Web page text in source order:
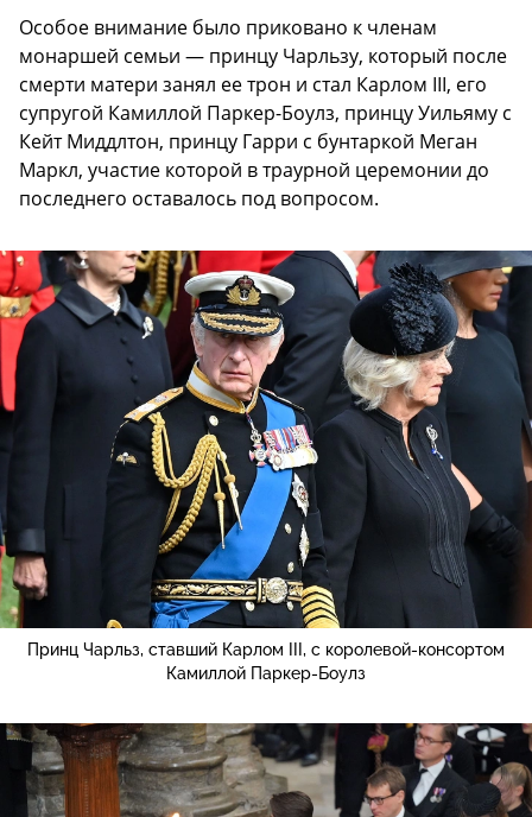
Особое внимание было приковано к членам
монаршей семьи — принцу Чарльзу, который после
смерти матери занял ее трон и стал Карлом III, его
супругой Камиллой Паркер-Боулз, принцу Уильяму с
Кейт Миддлтон, принцу Гарри с бунтаркой Меган
Маркл, участие которой в траурной церемонии до
последнего оставалось под вопросом.
Принц Чарльз, ставший Карлом III, с королевой-консортом
Камиллой Паркер-Боулз